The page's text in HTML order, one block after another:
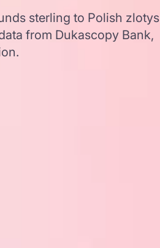
sterling to Polish zlotys
from Dukascopy Bank,